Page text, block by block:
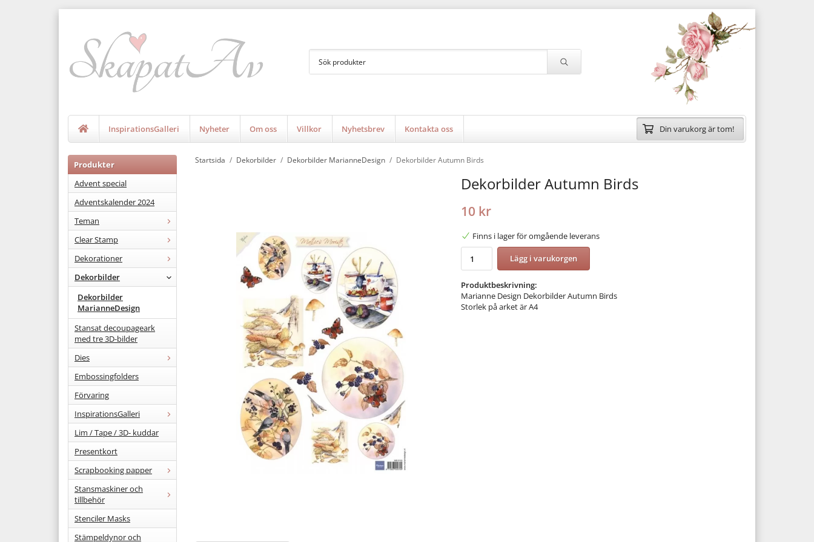
InspirationsGalleri Nyheter Om oss Villkor Nyhetsbrev Kontakta oss Din varukorg är tom!
Produkter
Advent special
Adventskalender 2024
Teman
Clear Stamp
Dekorationer
Dekorbilder
Dekorbilder
MarianneDesign
Stansat decoupageark
med tre 3D-bilder
Dies
Embossingfolders
Förvaring
InspirationsGalleri
Lim / Tape / 3D- kuddar
Presentkort
Scrapbooking papper
Stansmaskiner och
tillbehör
Stenciler Masks
Stämpeldynor och
Startsida / Dekorbilder / Dekorbilder MarianneDesign / Dekorbilder Autumn Birds
Dekorbilder Autumn Birds
10 kr
Finns i lager för omgående leverans
Lägg i varukorgen
Produktbeskrivning:
Marianne Design Dekorbilder Autumn Birds
Storlek på arket är A4